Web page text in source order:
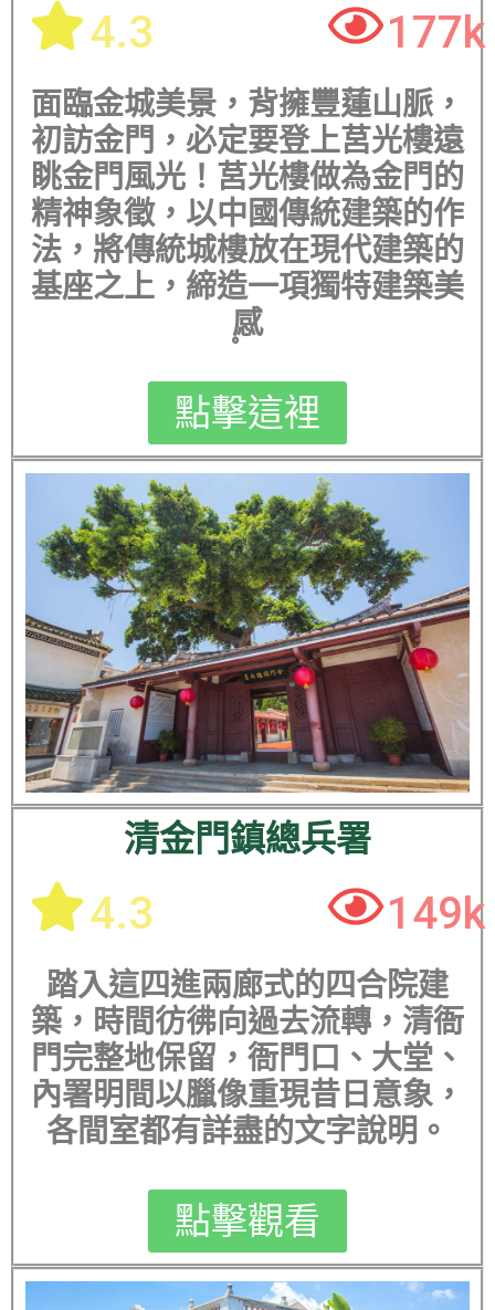
4.3 177k
面臨金城美景，背擁豐蓮山脈，
初訪金門，必定要登上莒光樓遠
眺金門風光！莒光樓做為金門的
精神象徵，以中國傳統建築的作
法，將傳統城樓放在現代建築的
基座之上，締造一項獨特建築美
感〪
點擊這裡
清金門鎮總兵署
4.3 149k
踏入這四進兩廊式的四合院建
築，時間彷彿向過去流轉，清衙
門完整地保留，衙門口、大堂、
內署明間以臘像重現昔日意象，
各間室都有詳盡的文字說明。
點擊觀看